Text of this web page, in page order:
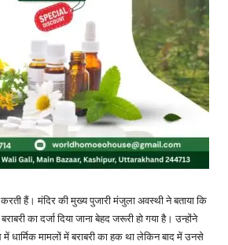
हैं। मंदिर की मुख्य पुजारी मंजुला अवस्थी ने बताया कि
का दर्जा दिया जाना बेहद जरूरी हो गया है। उन्होंने
धार्मिक मामलों में बराबरी का हक था लेकिन बाद में उनसे